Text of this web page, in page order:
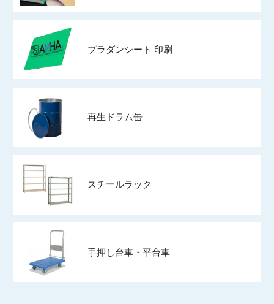
プラダンシート 印刷
再生ドラム缶
スチールラック
手押し台車・平台車